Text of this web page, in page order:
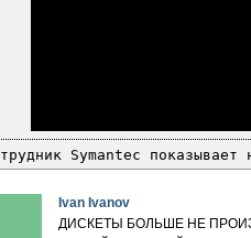
Symantec показывает
Ivan Ivanov
ДИСКЕТЫ БОЛЬШЕ НЕ